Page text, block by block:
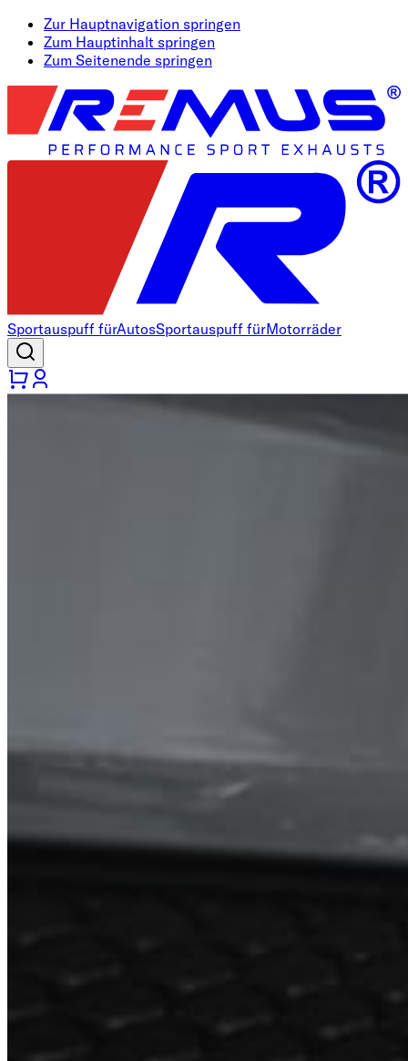
Zur Hauptnavigation springen
Zum Hauptinhalt springen
Zum Seitenende springen
Sportauspuff fürAutosSportauspuff fürMotorräder